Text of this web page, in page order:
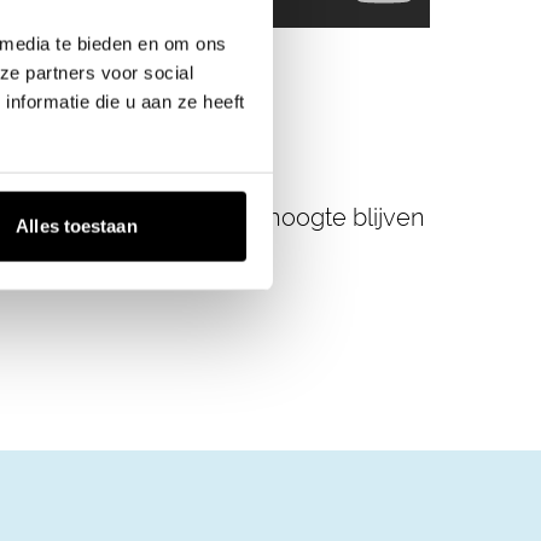
te bieden en om ons
partners voor social
die u aan ze heeft
Alles toestaan
jaar verschijnt. Op de hoogte blijven